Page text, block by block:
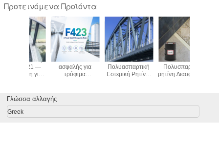
Προτεινόμενα Προϊόντα
F423 — Μια
ασφαλής για
τρόφιμα
αξιόπιστη
απόδοση
επίστρωσης
F424
Πολυασπαρτική
Εστερική Ρητίνη:
F420
Πολυσπαρτική
ρητίνη ∆ιασφάλιση
φιλικότητας προς
ανώτατων
Γλώσσα αλλαγής
Greek